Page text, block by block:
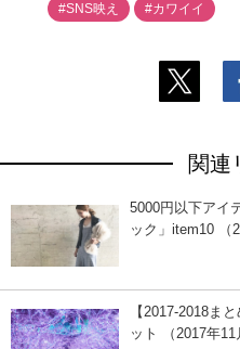
#SNS映え #カワイイ
関連
5000円以下アイ
ック」item10 （
【2017-2018ま
ット （2017年11